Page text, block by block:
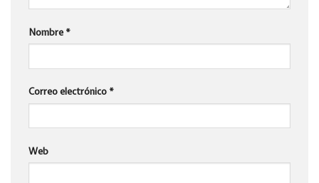
Nombre *
Correo electrónico *
Web